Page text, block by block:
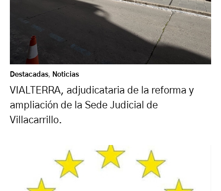
Destacadas, Noticias
VIALTERRA, adjudicataria de la reforma y
ampliación de la Sede Judicial de
Villacarrillo.